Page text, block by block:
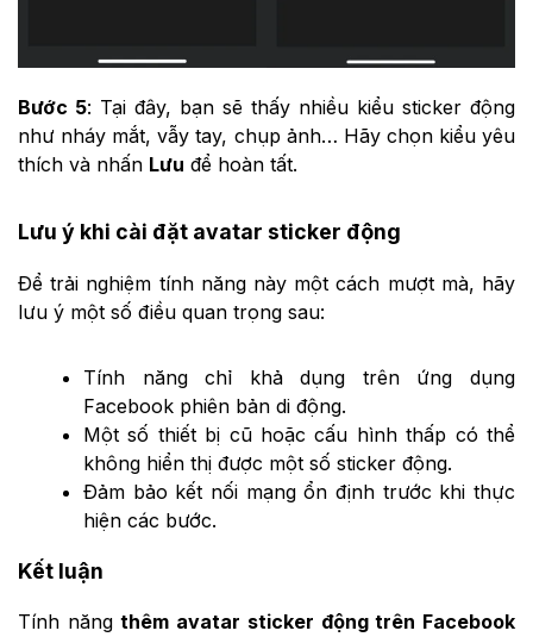
Bước 5: Tại đây, bạn sẽ thấy nhiều kiểu sticker động
như nháy mắt, vẫy tay, chụp ảnh… Hãy chọn kiểu yêu
thích và nhấn Lưu để hoàn tất.
Lưu ý khi cài đặt avatar sticker động
Để trải nghiệm tính năng này một cách mượt mà, hãy
lưu ý một số điều quan trọng sau:
Tính năng chỉ khả dụng trên ứng dụng
Facebook phiên bản di động.
Một số thiết bị cũ hoặc cấu hình thấp có thể
không hiển thị được một số sticker động.
Đảm bảo kết nối mạng ổn định trước khi thực
hiện các bước.
Kết luận
Tính năngthêm avatar sticker động trên Facebook